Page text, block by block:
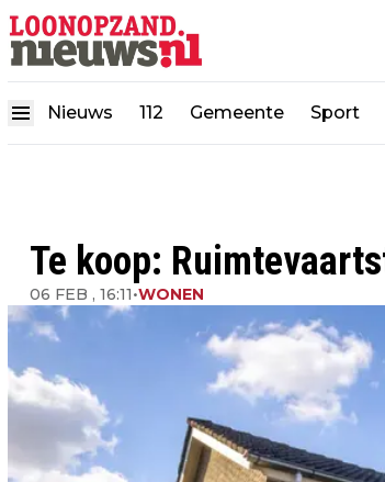
Nieuws 112 Gemeente Sport
Te koop:
06 FEB , 16:11•WONEN